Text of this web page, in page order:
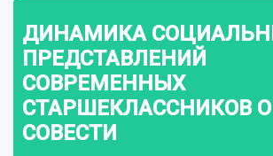
ДИНАМИКА
ПРЕДСТАВЛЕНИЙ
СОВРЕМЕННЫХ
СТАРШЕКЛАССНИКОВ О
СОВЕСТИ